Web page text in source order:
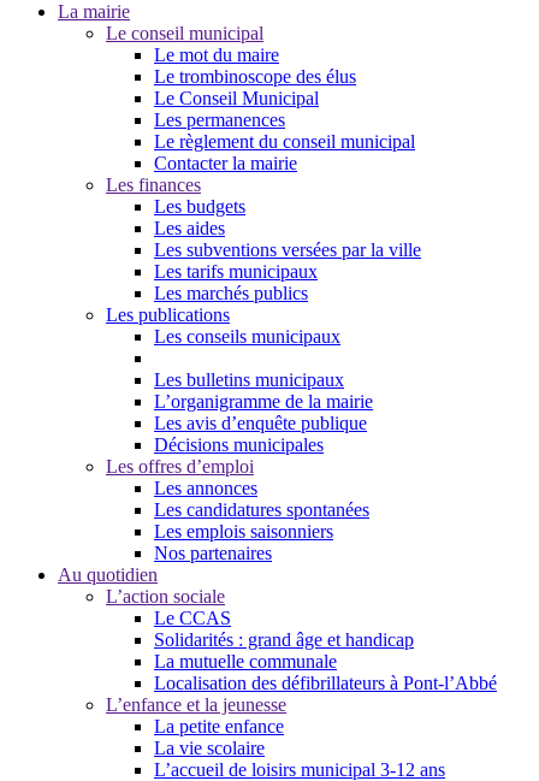
La mairie
Le conseil municipal
Le mot du maire
Le trombinoscope des élus
Le Conseil Municipal
Les permanences
Le règlement du conseil municipal
Contacter la mairie
Les finances
Les budgets
Les aides
Les subventions versées par la ville
Les tarifs municipaux
Les marchés publics
Les publications
Les conseils municipaux
Les bulletins municipaux
L’organigramme de la mairie
Les avis d’enquête publique
Décisions municipales
Les offres d’emploi
Les annonces
Les candidatures spontanées
Les emplois saisonniers
Nos partenaires
Au quotidien
L’action sociale
Le CCAS
Solidarités : grand âge et handicap
La mutuelle communale
Localisation des défibrillateurs à Pont-l’Abbé
L’enfance et la jeunesse
La petite enfance
La vie scolaire
L’accueil de loisirs municipal 3-12 ans